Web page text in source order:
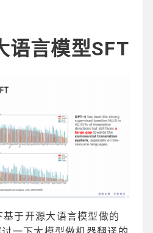
语言模型SFT
于开源大语言模型做的